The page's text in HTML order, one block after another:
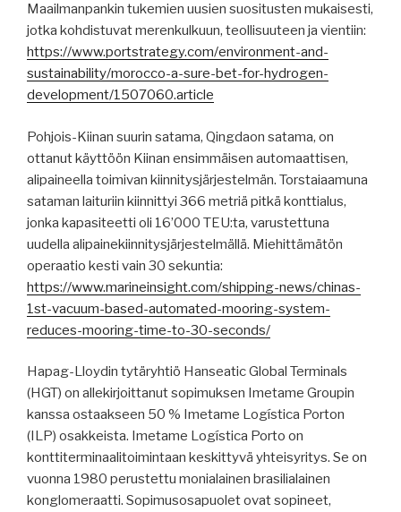
Maailmanpankin tukemien uusien suositusten mukaisesti,
jotka kohdistuvat merenkulkuun, teollisuuteen ja vientiin:
https://www.portstrategy.com/environment-and-
sustainability/morocco-a-sure-bet-for-hydrogen-
development/1507060.article
Pohjois-Kiinan suurin satama, Qingdaon satama, on
ottanut käyttöön Kiinan ensimmäisen automaattisen,
alipaineella toimivan kiinnitysjärjestelmän. Torstaiaamuna
sataman laituriin kiinnittyi 366 metriä pitkä konttialus,
jonka kapasiteetti oli 16’000 TEU:ta, varustettuna
uudella alipainekiinnitysjärjestelmällä. Miehittämätön
operaatio kesti vain 30 sekuntia:
https://www.marineinsight.com/shipping-news/chinas-
1st-vacuum-based-automated-mooring-system-
reduces-mooring-time-to-30-seconds/
Hapag-Lloydin tytäryhtiö Hanseatic Global Terminals
(HGT) on allekirjoittanut sopimuksen Imetame Groupin
kanssa ostaakseen 50 % Imetame Logística Porton
(ILP) osakkeista. Imetame Logística Porto on
konttiterminaalitoimintaan keskittyvä yhteisyritys. Se on
vuonna 1980 perustettu monialainen brasilialainen
konglomeraatti. Sopimusosapuolet ovat sopineet,